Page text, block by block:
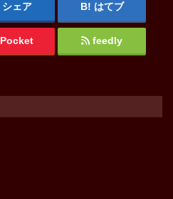
シェア はてブ
Pocket feedly